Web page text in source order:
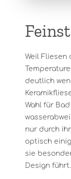
Weil Fliesen
deutlich
Wahl für
nur durch
optisch
sie
Design führt.